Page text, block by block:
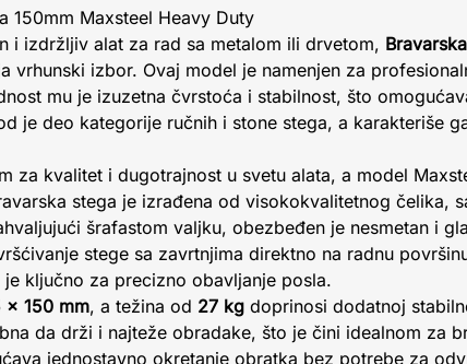
150mm Maxsteel Heavy Duty
i izdržljiv alat za rad sa metalom ili drvetom,
vrhunski izbor. Ovaj model je namenjen za
mu je izuzetna čvrstoća i stabilnost, što
je deo kategorije ručnih i stone stega, a karakteriše
za kvalitet i dugotrajnost u svetu alata, a model
stega je izrađena od visokokvalitetnog čelika,
šrafastom valjku, obezbeđen je nesmetan i
stege sa zavrtnjima direktno na radnu
ključno za precizno obavljanje posla.
x 150 mm, a težina od 27 kg doprinosi dodatnoj
da drži i najteže obradake, što je čini idealnom za
jednostavno okretanje obratka bez potrebe za